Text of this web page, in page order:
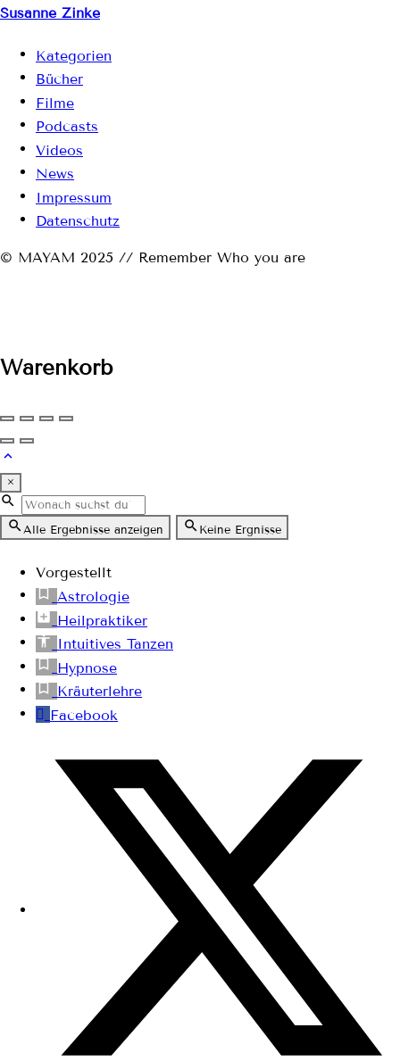
Susanne Zinke
Kategorien
Bücher
Filme
Podcasts
Videos
News
Impressum
Datenschutz
© MAYAM 2025 // Remember Who you are
Warenkorb
×
Alle Ergebnisse anzeigen Keine Ergnisse
Vorgestellt
Astrologie
Heilpraktiker
Intuitives Tanzen
Hypnose
Kräuterlehre
Facebook